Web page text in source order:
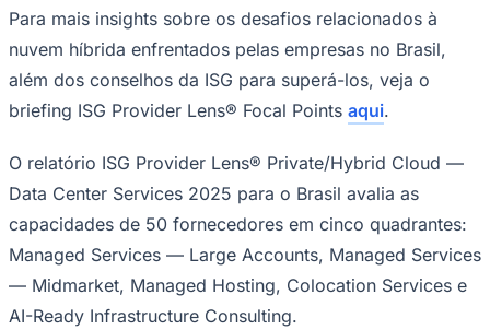
Para mais insights sobre os desafios relacionados à
nuvem híbrida enfrentados pelas empresas no Brasil,
além dos conselhos da ISG para superá-los, veja o
briefing ISG Provider Lens® Focal Points aqui.
O relatório ISG Provider Lens® Private/Hybrid Cloud —
Data Center Services 2025 para o Brasil avalia as
capacidades de 50 fornecedores em cinco quadrantes:
Managed Services — Large Accounts, Managed Services
— Midmarket, Managed Hosting, Colocation Services e
AI-Ready Infrastructure Consulting.